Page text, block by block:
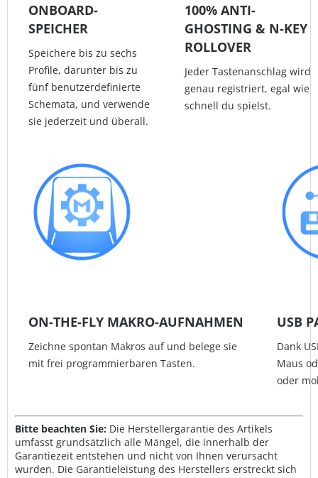
ONBOARD-
SPEICHER
Speichere bis zu sechs
Profile, darunter bis zu
fünf benutzerdefinierte
Schemata, und verwende
sie jederzeit und überall.
100% ANTI-
GHOSTING & N-KEY
ROLLOVER
Jeder Tastenanschlag wird
genau registriert, egal wie
schnell du spielst.
ON-THE-FLY MAKRO-AUFNAHMEN
Zeichne spontan Makros auf und belege sie
mit frei programmierbaren Tasten.
USB
Dank
Maus
oder
Bitte beachten Sie: Die Herstellergarantie des Artikels
umfasst grundsätzlich alle Mängel, die innerhalb der
Garantiezeit entstehen und nicht von Ihnen verursacht
wurden. Die Garantieleistung des Herstellers erstreckt sich